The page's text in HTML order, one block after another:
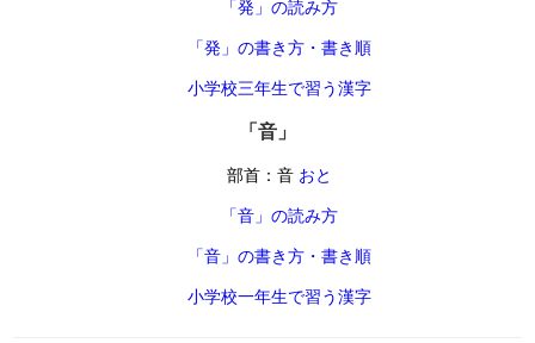
「発」の読み方
「発」の書き方・書き順
小学校三年生で習う漢字
「音」
部首：音 おと
「音」の読み方
「音」の書き方・書き順
小学校一年生で習う漢字